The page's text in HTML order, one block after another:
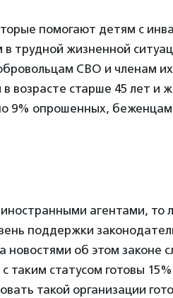
помогают детям с
трудной жизненной
СВО и членам
возрасте старше 45 лет и
9% опрошенных,
агентами, то
поддержки
новостями об этом законе
таким статусом готовы
такой организации